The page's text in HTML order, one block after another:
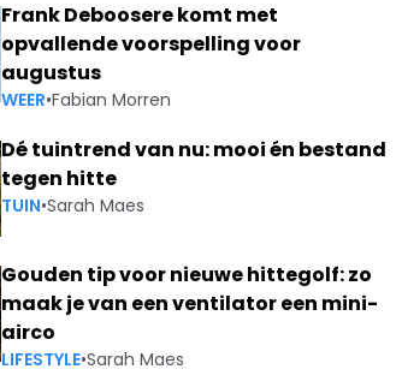
Frank Deboosere komt met
opvallende voorspelling voor
augustus
WEER•Fabian Morren
Dé tuintrend van nu: mooi én bestand
tegen hitte
TUIN•Sarah Maes
Gouden tip voor nieuwe hittegolf: zo
maak je van een ventilator een mini-
airco
LIFESTYLE•Sarah Maes